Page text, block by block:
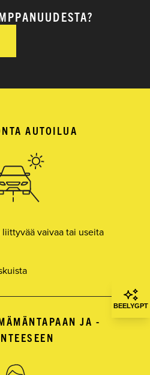
AUTOILUA
vaivaa tai useita
JA -
BEELYGPT